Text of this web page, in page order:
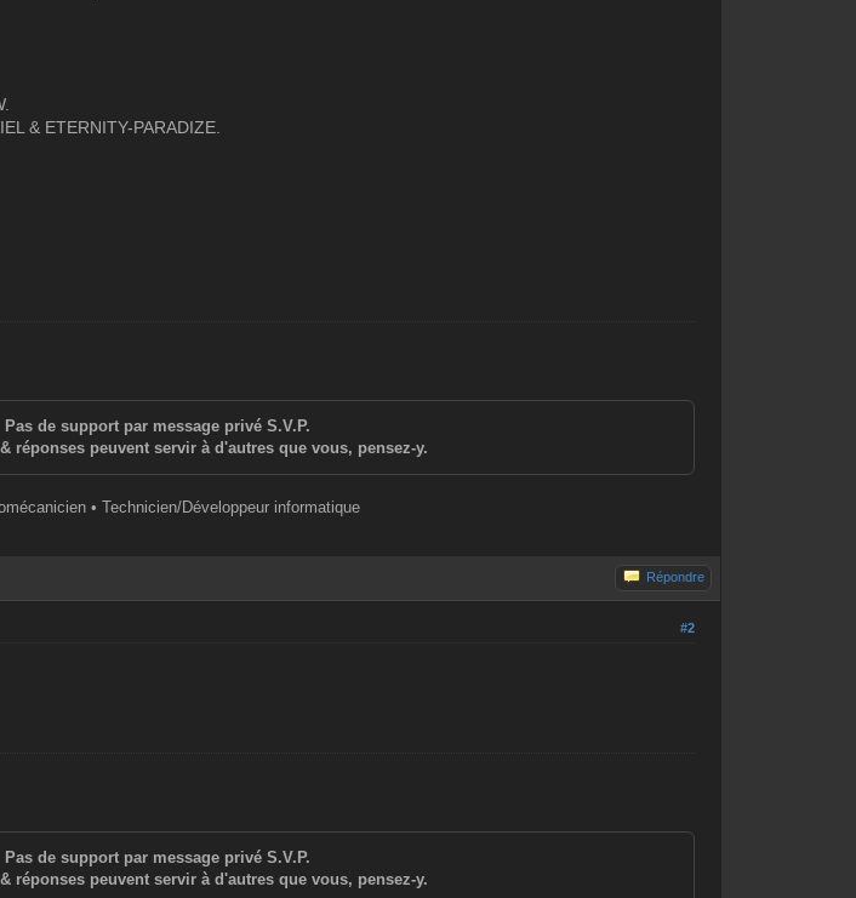
& ETERNITY-PARADIZE.
Pas de support par message privé S.V.P.
réponses peuvent servir à d'autres que vous, pensez-y.
• Technicien/Développeur informatique
Répondre
#2
Pas de support par message privé S.V.P.
réponses peuvent servir à d'autres que vous, pensez-y.